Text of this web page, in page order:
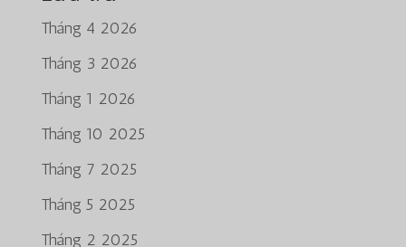
Tháng 4 2026
Tháng 3 2026
Tháng 1 2026
Tháng 10 2025
Tháng 7 2025
Tháng 5 2025
Tháng 2 2025